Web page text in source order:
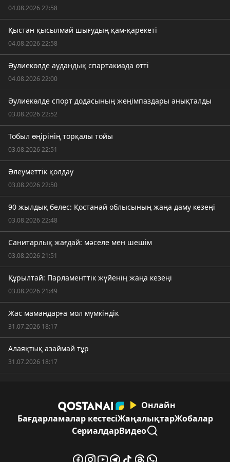
04.08.2026 22:58
Қыстан қысылмай шығудың қам-қарекеті
04.08.2026 22:58
Әулиекөлде аудандық спартакиада өтті
04.08.2026 22:00
Әулиекөлде спорт додасының жеңімпаздары анықталды
03.08.2026 22:52
Тобыл өңірінің торқалы тойы
03.08.2026 22:51
Әлеуметтік қолдау
03.08.2026 22:50
90 жылдық белес: Қостанай облысының жаңа даму кезеңі
03.08.2026 22:48
Санитарлық жағдай: мәселе мен шешім
03.08.2026 21:51
Құрылтай: Парламенттік жүйенің жаңа кезеңі
03.08.2026 21:49
Жас мамандарға мол мүмкіндік
31.07.2026 18:17
Алаяқтық азаймай тұр
31.07.2026 18:17
Онлайн
Бағдарламалар кестесіЖаңалықтарЖобалар
СериалдарВидео